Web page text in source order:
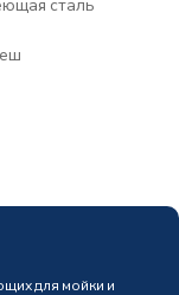
сталь
для мойки и